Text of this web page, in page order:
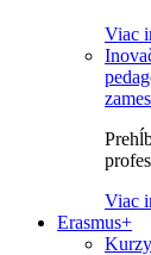
Viac
Viac
Erasmus+